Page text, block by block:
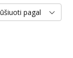
pagal